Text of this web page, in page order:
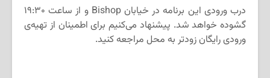
درب ورودی این برنامه در خیابان Bishop و از ساعت ۱۹:۳۰
گشوده خواهد شد. پیشنهاد می‌کنیم برای اطمینان از تهیه‌ی
ورودی رایگان زودتر به محل مراجعه کنید.